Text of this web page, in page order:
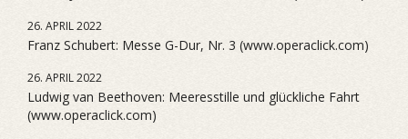
26. APRIL 2022
Franz Schubert: Messe G-Dur, Nr. 3 (www.operaclick.com)
26. APRIL 2022
Ludwig van Beethoven: Meeresstille und glückliche Fahrt
(www.operaclick.com)